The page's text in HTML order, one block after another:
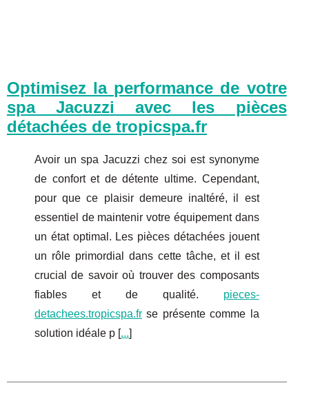
Optimisez la performance de votre
spa Jacuzzi avec les pièces
détachées de tropicspa.fr
Avoir un spa Jacuzzi chez soi est synonyme
de confort et de détente ultime. Cependant,
pour que ce plaisir demeure inaltéré, il est
essentiel de maintenir votre équipement dans
un état optimal. Les pièces détachées jouent
un rôle primordial dans cette tâche, et il est
crucial de savoir où trouver des composants
fiables et de qualité. pieces-
detachees.tropicspa.fr se présente comme la
solution idéale p [...]